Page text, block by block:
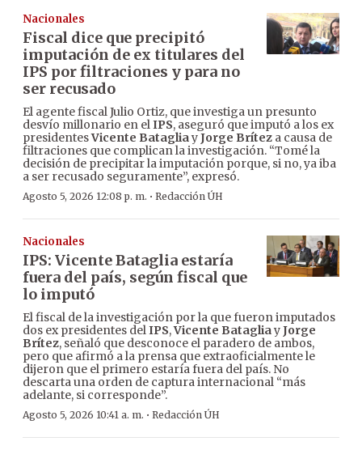
Nacionales
Fiscal dice que precipitó
imputación de ex titulares del
IPS por filtraciones y para no
ser recusado
El agente fiscal Julio Ortiz, que investiga un presunto
desvío millonario en elIPS, aseguró que imputó a los ex
presidentesVicente BatagliayJorge Brítez a causa de
filtraciones que complican la investigación. “Tomé la
decisión de precipitar la imputación porque, si no, ya iba
a ser recusado seguramente”, expresó.
Agosto 5, 2026 12:08 p. m. · Redacción ÚH
Nacionales
IPS: Vicente Bataglia estaría
fuera del país, según fiscal que
lo imputó
El fiscal de la investigación por la que fueron imputados
dos ex presidentes delIPS,Vicente BatagliayJorge
Brítez, señaló que desconoce el paradero de ambos,
pero que afirmó a la prensa que extraoficialmente le
dijeron que el primero estaría fuera del país. No
descarta una orden de captura internacional “más
adelante, si corresponde”.
Agosto 5, 2026 10:41 a. m. · Redacción ÚH